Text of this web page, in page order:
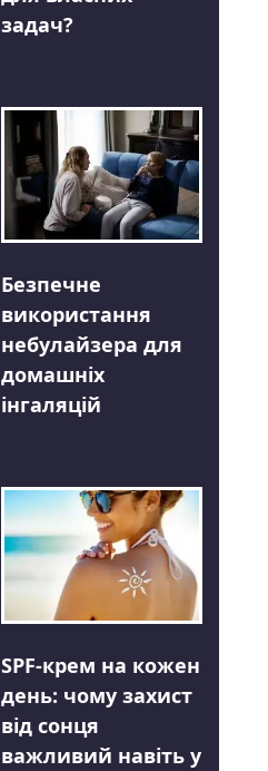
задач?
Безпечне
використання
небулайзера для
домашніх
інгаляцій
SPF-крем на кожен
день: чому захист
від сонця
важливий навіть у